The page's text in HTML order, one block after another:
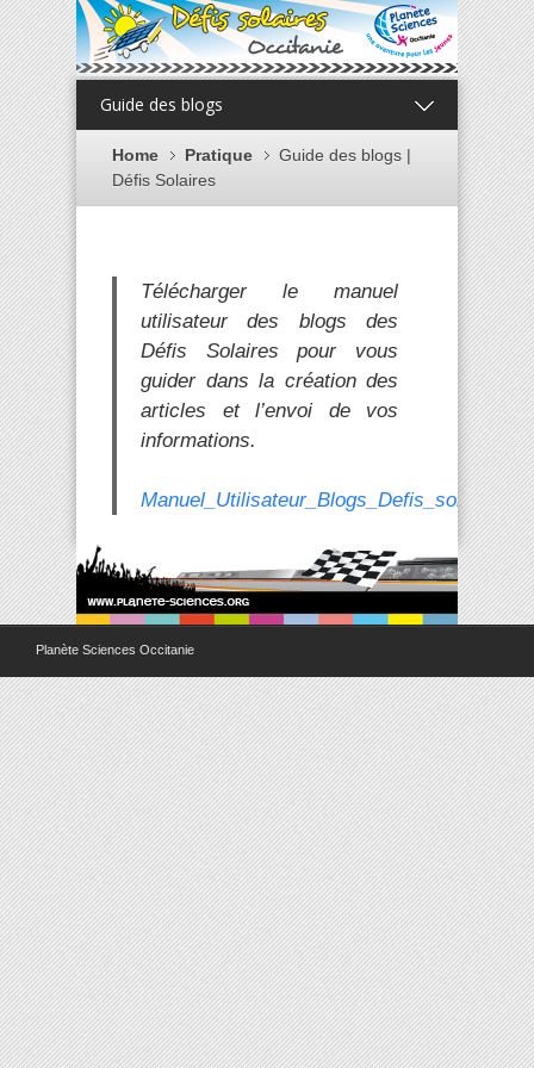
Guide des blogs
Home Pratique
Guide des blogs |
Défis Solaires
Télécharger le manuel
utilisateur des blogs des
Défis Solaires pour vous
guider dans la création des
articles et l’envoi de vos
informations.
Manuel_Utilisateur_Blogs_Defis_solaires
Planète Sciences Occitanie